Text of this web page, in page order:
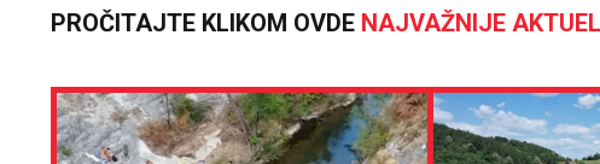
PROČITAJTE KLIKOM OVDE NAJVAŽNIJE